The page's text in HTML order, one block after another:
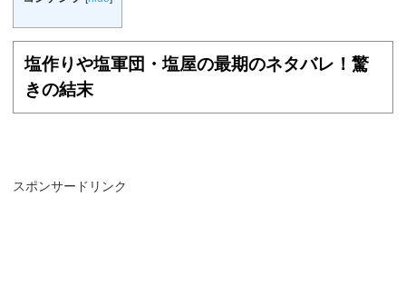
塩作りや塩軍団・塩屋の最期のネタバレ！驚
きの結末
スポンサードリンク